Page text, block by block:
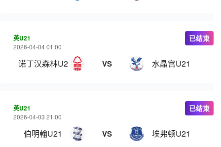
英U21
2026-04-04 01:00
诺丁汉森林U21 VS 水晶宫U21
已结束
英U21
2026-04-03 21:00
伯明翰U21 VS 埃弗顿U21
已结束